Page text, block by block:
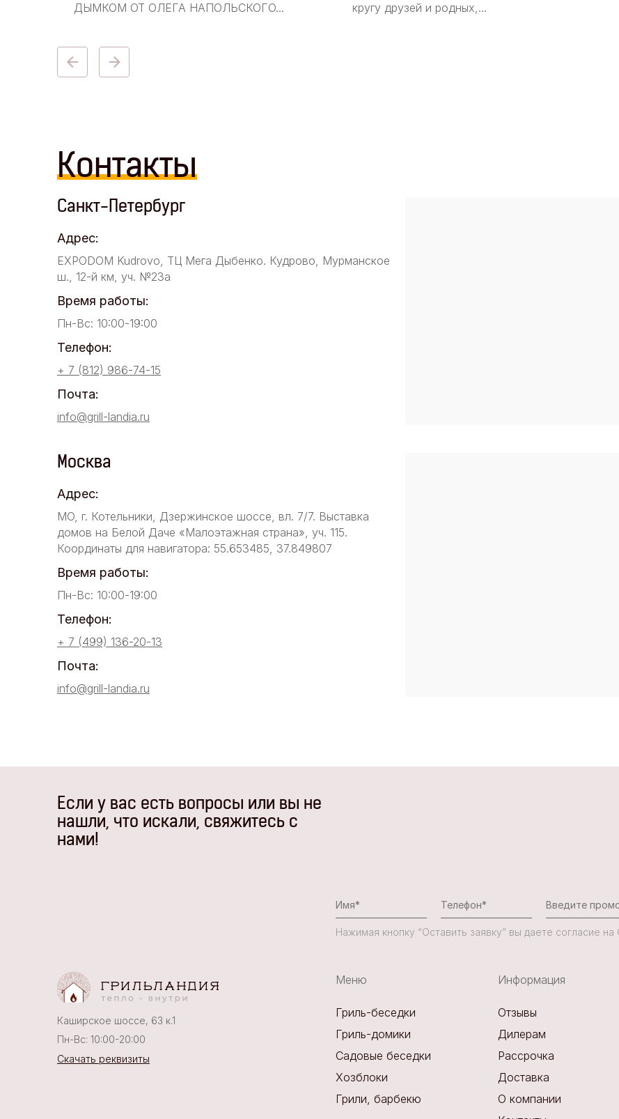
ДЫМКОМ ОТ ОЛЕГА НАПОЛЬСКОГО...
кругу друзей и родных,...
Контакты
Санкт-Петербург
Адрес:
EXPODOM Kudrovo, ТЦ Мега Дыбенко. Кудрово, Мурманское
ш., 12-й км, уч. №23а
Время работы:
Пн-Вс: 10:00-19:00
Телефон:
+ 7 (812) 986-74-15
Почта:
info@grill-landia.ru
Москва
Адрес:
МО, г. Котельники, Дзержинское шоссе, вл. 7/7. Выставка
домов на Белой Даче «Малоэтажная страна», уч. 115.
Координаты для навигатора: 55.653485, 37.849807
Время работы:
Пн-Вс: 10:00-19:00
Телефон:
+ 7 (499) 136-20-13
Почта:
info@grill-landia.ru
Если у вас есть вопросы или вы не
нашли, что искали, свяжитесь с
нами!
Нажимая кнопку “Оставить заявку” вы даете согласие
Каширское шоссе, 63 к.1
Пн-Вс: 10:00-20:00
Скачать реквизиты
Меню
Гриль-беседки
Гриль-домики
Садовые беседки
Хозблоки
Грили, барбекю
Информация
Отзывы
Дилерам
Рассрочка
Доставка
О компании